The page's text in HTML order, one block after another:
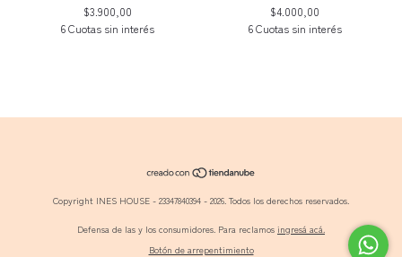
$3.900,00
$4.000,00
Copyright INES HOUSE - 23347840394 - 2026. Todos los derechos reservados.
Defensa de las y los consumidores. Para reclamos ingresá acá.
Botón de arrepentimiento